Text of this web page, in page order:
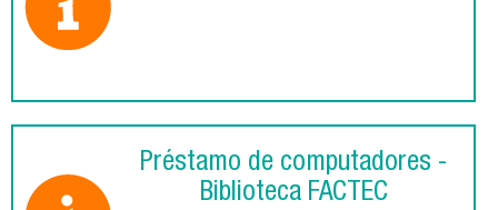
Préstamo de computadores -
Biblioteca FACTEC